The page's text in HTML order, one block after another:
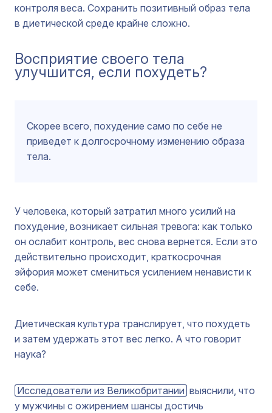
контроля веса. Сохранить позитивный образ тела
в диетической среде крайне сложно.
Восприятие своего тела
улучшится, если похудеть?
Скорее всего, похудение само по себе не
приведет к долгосрочному изменению образа
тела.
У человека, который затратил много усилий на
похудение, возникает сильная тревога: как только
он ослабит контроль, вес снова вернется. Если это
действительно происходит, краткосрочная
эйфория может смениться усилением ненависти к
себе.
Диетическая культура транслирует, что похудеть
и затем удержать этот вес легко. А что говорит
наука?
Исследователи из Великобритании выяснили, что
у мужчины с ожирением шансы достичь